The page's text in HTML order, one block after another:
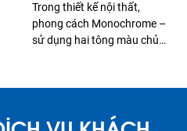
MONOCHROME
CHƯA BAO GIỜ LỖI
Trong thiết kế nội thất,
phong cách Monochrome –
sử dụng hai tông màu chủ
tương phản giữa hai sắc
cảm giác hiện đại, sang